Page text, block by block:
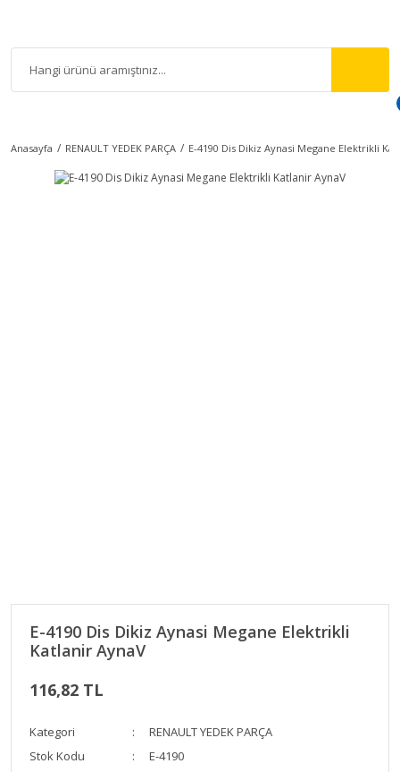
Anasayfa RENAULT YEDEK PARÇA E-4190 Dis Dikiz Aynasi Megane Elektrikli
E-4190 Dis Dikiz Aynasi Megane Elektrikli
Katlanir AynaV
116,82 TL
Kategori
RENAULT YEDEK PARÇA
Stok Kodu
E-4190